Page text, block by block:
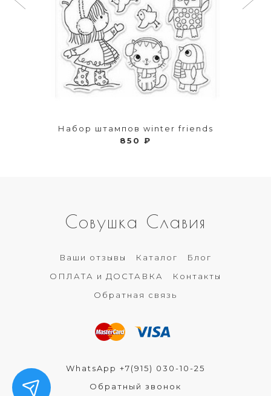
Набор штампов winter friends
850 ₽
Совушка Славия
Ваши отзывы Каталог
Блог
ОПЛАТА и ДОСТАВКА
Контакты
Обратная связь
WhatsApp +7(915) 030-10-25
Обратный звонок